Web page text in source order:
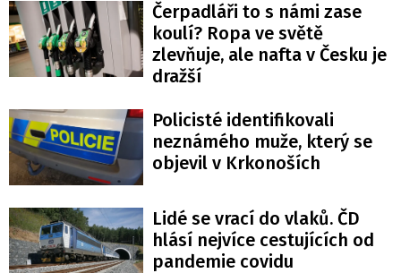
Čerpadláři to s námi zase
koulí? Ropa ve světě
zlevňuje, ale nafta v Česku je
dražší
Policisté identifikovali
neznámého muže, který se
objevil v Krkonoších
Lidé se vrací do vlaků. ČD
hlásí nejvíce cestujících od
pandemie covidu